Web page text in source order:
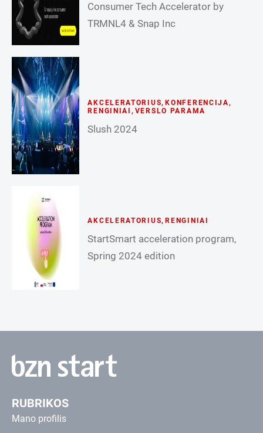
Consumer Tech Accelerator by
TRMNL4 & Snap Inc
AKCELERATORIUS, KONFERENCIJA,
RENGINIAI , VERSLO PARAMA
Slush 2024
AKCELERATORIUS, RENGINIAI
StartSmart acceleration program,
Spring 2024 edition
RUBRIKOS
Mano profilis